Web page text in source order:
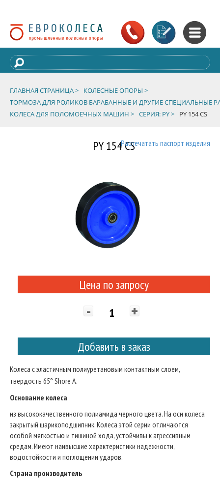
ГЛАВНАЯ СТРАНИЦА >
КОЛЕСНЫЕ ОПОРЫ >
ТОРМОЗА ДЛЯ РОЛИКОВ БАРАБАННЫЕ И ДРУГИЕ СПЕЦИАЛЬНЫЕ
КОЛЕСА ДЛЯ ПОЛОМОЕЧНЫХ МАШИН > СЕРИЯ: PY > PY 154 CS
PY 154 CSРаспечатать паспорт изделия
Цена по запросу
- +
Добавить в заказ
Колеса с эластичным полиуретановым контактным слоем,
твердость 65° Shore A.
Основание колеса
из высококачественного полиамида черного цвета. На оси колеса
закрытый шарикоподшипник. Колеса этой серии отличаются
особой мягкостью и тишиной хода, устойчивы к агрессивным
средам. Имеют наивысшие характеристики надежности,
водостойкости и поглощении ударов.
Страна производитель